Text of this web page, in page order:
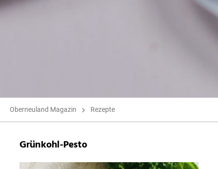
Oberneuland Magazin Rezepte
Grünkohl-Pesto